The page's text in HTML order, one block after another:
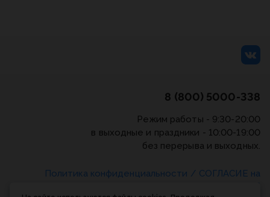
8 (800) 5000-338
Режим работы - 9:30-20:00
в выходные и праздники - 10:00-19:00
без перерыва и выходных.
Политика конфиденциальности / СОГЛАСИЕ на